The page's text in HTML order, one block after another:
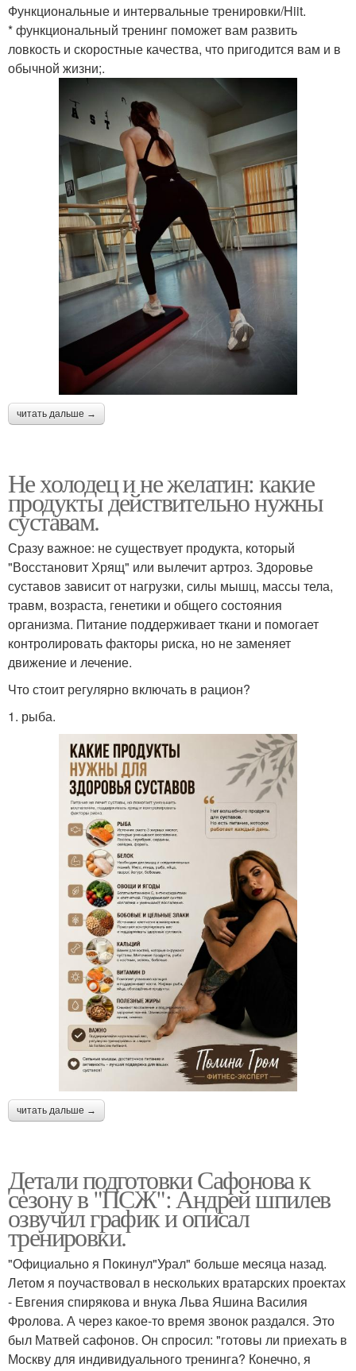
Функциональные и интервальные тренировки/Hiit.
* функциональный тренинг поможет вам развить
ловкость и скоростные качества, что пригодится вам и в
обычной жизни;.
читать дальше →
Не холодец и не желатин: какие
продукты действительно нужны
суставам.
Сразу важное: не существует продукта, который
"Восстановит Хрящ" или вылечит артроз. Здоровье
суставов зависит от нагрузки, силы мышц, массы тела,
травм, возраста, генетики и общего состояния
организма. Питание поддерживает ткани и помогает
контролировать факторы риска, но не заменяет
движение и лечение.
Что стоит регулярно включать в рацион?
1. рыба.
читать дальше →
Детали подготовки Сафонова к
сезону в "ПСЖ": Андрей шпилев
озвучил график и описал
тренировки.
"Официально я Покинул"Урал" больше месяца назад.
Летом я поучаствовал в нескольких вратарских проектах
- Евгения спирякова и внука Льва Яшина Василия
Фролова. А через какое-то время звонок раздался. Это
был Матвей сафонов. Он спросил: "готовы ли приехать в
Москву для индивидуального тренинга? Конечно, я